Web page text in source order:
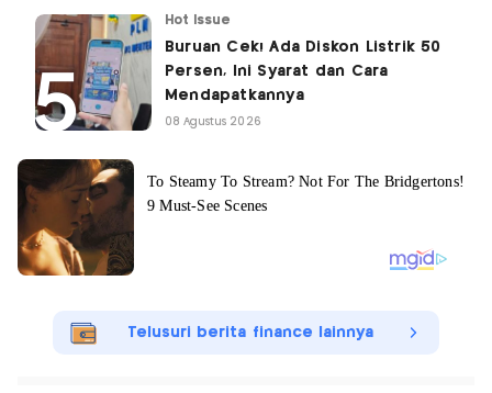
Hot Issue
Buruan Cek! Ada Diskon Listrik 50
Persen, Ini Syarat dan Cara
Mendapatkannya
08 Agustus 2026
Telusuri berita finance lainnya